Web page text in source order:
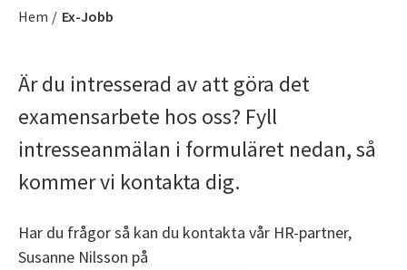
Hem / Ex-Jobb
Är du intresserad av att göra det
examensarbete hos oss? Fyll
intresseanmälan i formuläret nedan, så
kommer vi kontakta dig.
Har du frågor så kan du kontakta vår HR-partner,
Susanne Nilsson på